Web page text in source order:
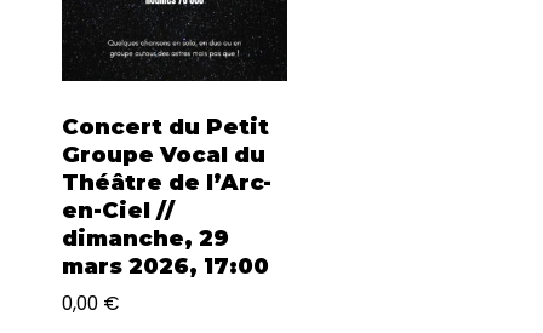
Concert du Petit
Groupe Vocal du
Théâtre de l’Arc-
en-Ciel //
dimanche, 29
mars 2026, 17:00
0,00 €